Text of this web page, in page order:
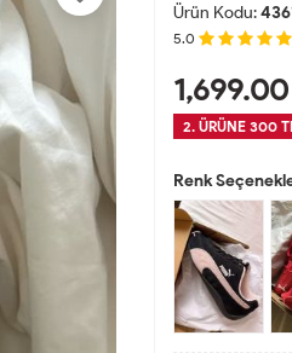
Ürün Kodu:
5.0
1,699.00
2. ÜRÜNE 300
Renk